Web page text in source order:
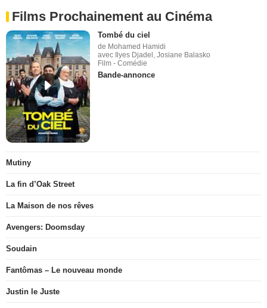
Films Prochainement au Cinéma
Tombé du ciel
de Mohamed Hamidi
avec Ilyes Djadel, Josiane Balasko
Film - Comédie
Bande-annonce
Mutiny
La fin d’Oak Street
La Maison de nos rêves
Avengers: Doomsday
Soudain
Fantômas – Le nouveau monde
Justin le Juste